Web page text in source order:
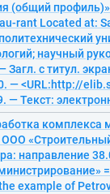
(общий
rant Located at:
научный
с титул.
— <URL:http://
— Текст:
комплекса
направление
example of